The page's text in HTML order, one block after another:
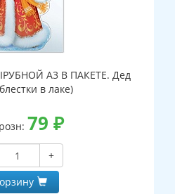
А3 В ПАКЕТЕ. Дед
в лаке)
79 ₽
+